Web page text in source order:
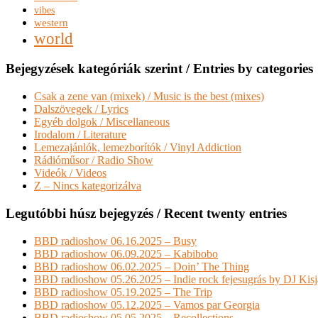
vibes
western
world
Bejegyzések kategóriák szerint / Entries by categories
Csak a zene van (mixek) / Music is the best (mixes)
Dalszövegek / Lyrics
Egyéb dolgok / Miscellaneous
Irodalom / Literature
Lemezajánlók, lemezborítók / Vinyl Addiction
Rádióműsor / Radio Show
Videók / Videos
Z – Nincs kategorizálva
Legutóbbi húsz bejegyzés / Recent twenty entries
BBD radioshow 06.16.2025 – Busy
BBD radioshow 06.09.2025 – Kabibobo
BBD radioshow 06.02.2025 – Doin’ The Thing
BBD radioshow 05.26.2025 – Indie rock fejesugrás by DJ
BBD radioshow 05.19.2025 – The Trip
BBD radioshow 05.12.2025 – Vamos par Georgia